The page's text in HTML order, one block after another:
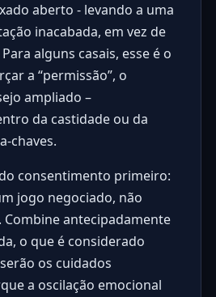
aberto - levando a uma
inacabada, em vez de
alguns casais, esse é o
a “permissão”, o
ampliado –
da castidade ou da
chaves.
consentimento primeiro:
jogo negociado, não
antecipadamente
o que é considerado
os cuidados
a oscilação emocional